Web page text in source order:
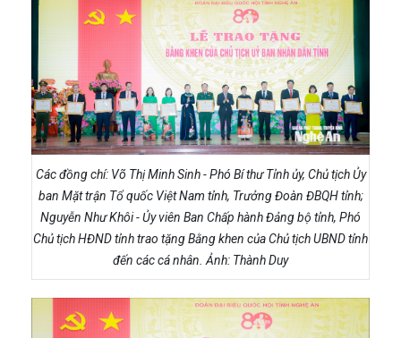
Các đồng chí: Võ Thị Minh Sinh - Phó Bí thư Tỉnh ủy, Chủ tịch Ủy
ban Mặt trận Tổ quốc Việt Nam tỉnh, Trưởng Đoàn ĐBQH tỉnh;
Nguyễn Như Khôi - Ủy viên Ban Chấp hành Đảng bộ tỉnh, Phó
Chủ tịch HĐND tỉnh trao tặng Bằng khen của Chủ tịch UBND tỉnh
đến các cá nhân. Ảnh: Thành Duy